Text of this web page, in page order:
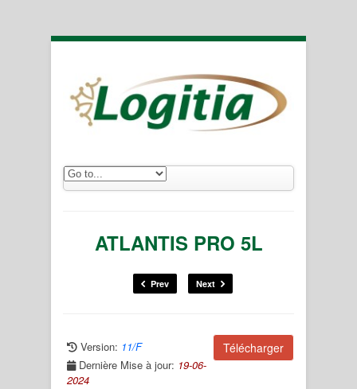
ATLANTIS PRO 5L
Prev Next
Télécharger
Version: 11/F
Dernière Mise à jour: 19-06-
2024